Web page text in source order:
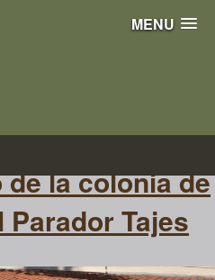
MENU
la colonia de
Tajes